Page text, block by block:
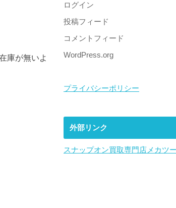
庫が無いよ
ログイン
投稿フィード
コメントフィード
WordPress.org
プライバシーポリシー
外部リンク
スナップオン買取専門店メカツ